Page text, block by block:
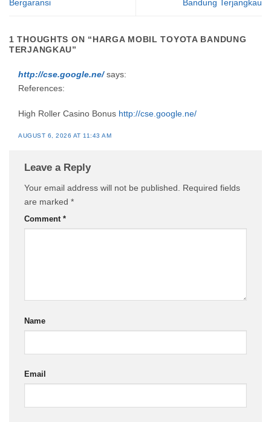
Bergaransi Bandung Terjangkau
1 THOUGHTS ON “HARGA MOBIL TOYOTA BANDUNG
TERJANGKAU”
http://cse.google.ne/ says:
References:
High Roller Casino Bonus http://cse.google.ne/
AUGUST 6, 2026 AT 11:43 AM
Leave a Reply
Your email address will not be published.
Required fields
are marked *
Comment *
Name
Email